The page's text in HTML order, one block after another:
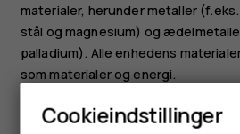
materialer, herunder metaller
stål og magnesium) og
palladium). Alle enhedens
som materialer og energi.
Cookieindstillinger